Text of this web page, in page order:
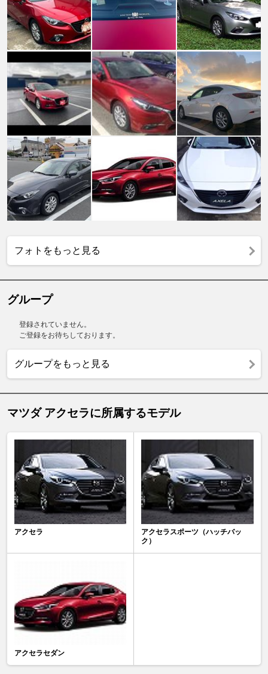
フォトをもっと見る
グループ
登録されていません。
ご登録をお待ちしております。
グループをもっと見る
マツダ アクセラに所属するモデル
アクセラ
アクセラスポーツ（ハッチバッ
ク）
アクセラセダン